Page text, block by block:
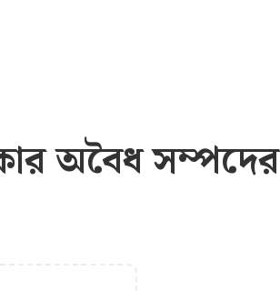
অবৈধ সম্পদের